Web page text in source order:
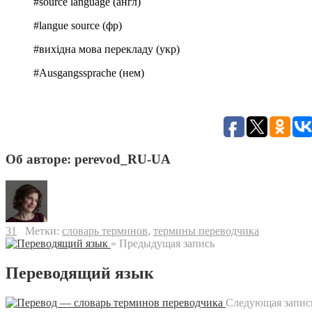
#langue source (фр)
#вихідна мова перекладу (укр)
#Ausgangssprache (нем)
Об авторе: perevod_RU-UA
31 Метки: словарь терминов, термины переводчика
« Предыдущая запись
Переводящий язык
Следующая